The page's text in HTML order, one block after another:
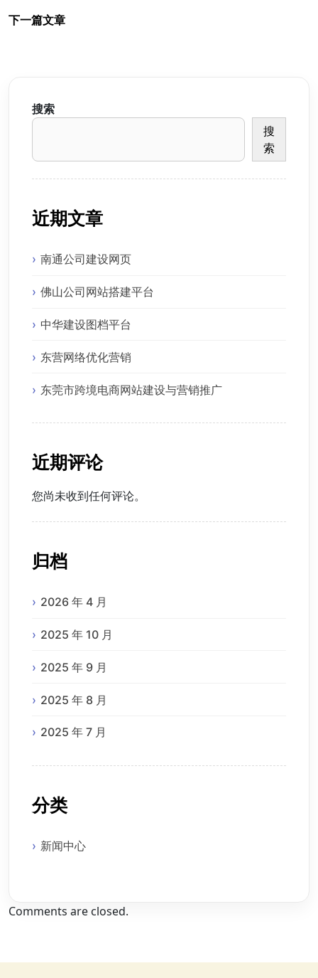
下一篇文章
搜索
搜
索
近期文章
南通公司建设网页
佛山公司网站搭建平台
中华建设图档平台
东营网络优化营销
东莞市跨境电商网站建设与营销推广
近期评论
您尚未收到任何评论。
归档
2026 年 4 月
2025 年 10 月
2025 年 9 月
2025 年 8 月
2025 年 7 月
分类
新闻中心
Comments are closed.